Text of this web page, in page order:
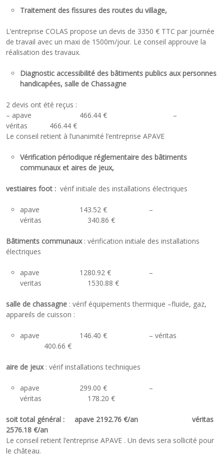
Traitement des fissures des routes du village,
L’entreprise COLAS propose un devis de 3350 € TTC par journée
de travail avec un maxi de 1500m/jour. Le conseil approuve la
réalisation des travaux.
Diagnostic accessibilité des bâtiments publics aux personnes
handicapées, salle de Chassagne
2 devis ont été reçus :
– apave 466.44 € –
véritas 466.44 €
Le conseil retient à l’unanimité l’entreprise APAVE
Vérification périodique réglementaire des bâtiments
communaux et aires de jeux,
vestiaires foot : vérif initiale des installations électriques
apave 143.52 € –
véritas 340.86 €
Bâtiments communaux: vérification initiale des installations
électriques
apave 1280.92 € –
veritas 1530.88 €
salle de chassagne : vérif équipements thermique –fluide, gaz,
appareils de cuisson :
apave 146.40 € – véritas
400.66 €
aire de jeux: vérif installations techniques
apave 299.00 € –
véritas 178.20 €
soit total général : apave 2192.76 €/an véritas
2576.18 €/an
Le conseil retient l’entreprise APAVE . Un devis sera sollicité pour
le château.